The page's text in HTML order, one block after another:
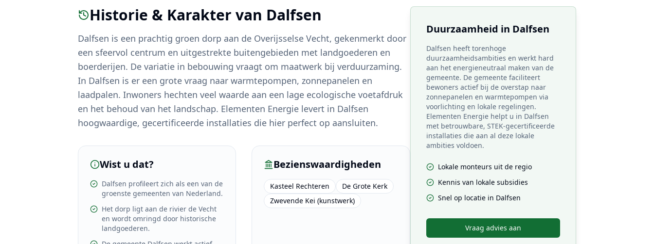
Historie & Karakter van Dalfsen
Dalfsen is een prachtig groen dorp aan de Overijsselse Vecht, gekenmerkt door
een sfeervol centrum en uitgestrekte buitengebieden met landgoederen en
boerderijen. De variatie in bebouwing vraagt om maatwerk bij verduurzaming.
In Dalfsen is er een grote vraag naar warmtepompen, zonnepanelen en
laadpalen. Inwoners hechten veel waarde aan een lage ecologische voetafdruk
en het behoud van het landschap. Elementen Energie levert in Dalfsen
hoogwaardige, gecertificeerde installaties die hier perfect op aansluiten.
Wist u dat?
Dalfsen profileert zich als een van de
groenste gemeenten van Nederland.
Het dorp ligt aan de rivier de Vecht
en wordt omringd door historische
landgoederen.
Bezienswaardigheden
Kasteel Rechteren
De Grote Kerk
Zwevende Kei (kunstwerk)
Duurzaamheid in Dalfsen
Dalfsen heeft torenhoge
duurzaamheidsambities en werkt hard
aan het energieneutraal maken van de
gemeente. De gemeente faciliteert
bewoners actief bij de overstap naar
zonnepanelen en warmtepompen via
voorlichting en lokale regelingen.
Elementen Energie helpt u in Dalfsen
met betrouwbare, STEK-gecertificeerde
installaties die aan al deze lokale
ambities voldoen.
Lokale monteurs uit de regio
Kennis van lokale subsidies
Snel op locatie in Dalfsen
Vraag advies aan